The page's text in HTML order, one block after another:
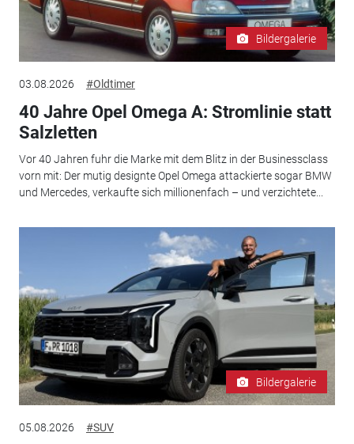
Bildergalerie
03.08.2026 #Oldtimer
40 Jahre Opel Omega A: Stromlinie statt
Salzletten
Vor 40 Jahren fuhr die Marke mit dem Blitz in der Businessclass
vorn mit: Der mutig designte Opel Omega attackierte sogar BMW
und Mercedes, verkaufte sich millionenfach – und verzichtete...
Bildergalerie
05.08.2026 #SUV